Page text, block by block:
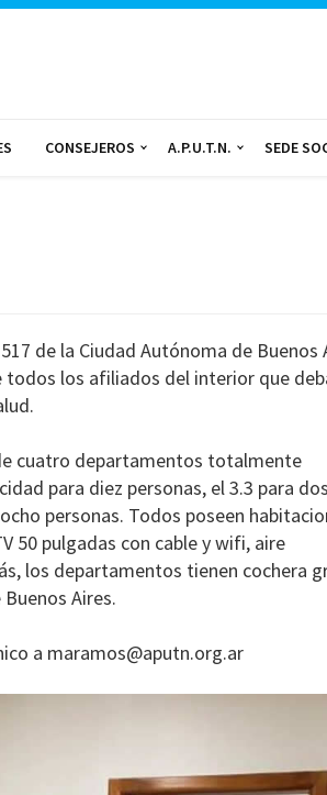
CONSEJEROS A.P.U.T.N. SEDE
de la Ciudad Autónoma de Buenos
todos los afiliados del interior que
cuatro departamentos totalmente
para diez personas, el 3.3 para dos
personas. Todos poseen
50 pulgadas con cable y wifi, aire
los departamentos tienen cochera
Aires.
a maramos@aputn.org.ar